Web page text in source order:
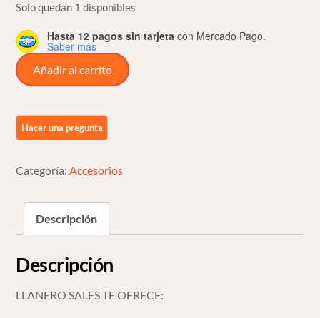
Solo quedan 1 disponibles
Hasta 12 pagos sin tarjeta con Mercado Pago.
Saber más
Derby
Y
Cover
Arlen
Para
Davidson
Twin
cantidad
Añadir al carrito
Categoría:Accesorios
Descripción
Descripción
LLANERO SALES TE OFRECE: